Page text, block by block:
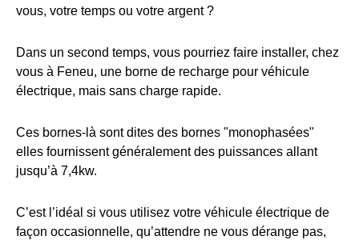
vous, votre temps ou votre argent ?
Dans un second temps, vous pourriez faire installer, chez
vous à Feneu, une borne de recharge pour véhicule
électrique, mais sans charge rapide.
Ces bornes-là sont dites des bornes "monophasées"
elles fournissent généralement des puissances allant
jusqu’à 7,4kw.
C’est l’idéal si vous utilisez votre véhicule électrique de
façon occasionnelle, qu’attendre ne vous dérange pas,